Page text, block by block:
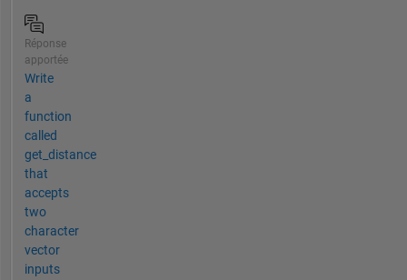
Réponse
apportée
Write
a
function
called
get_distance
that
accepts
two
character
vector
inputs